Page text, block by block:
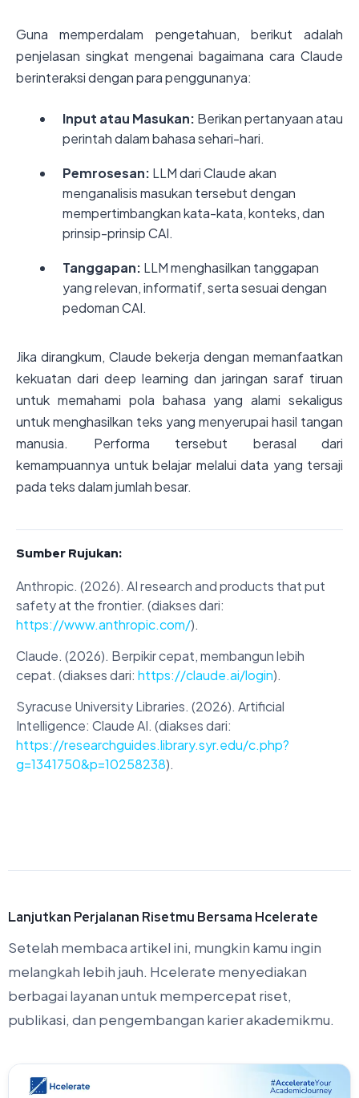
Guna memperdalam pengetahuan, berikut adalah
penjelasan singkat mengenai bagaimana cara Claude
berinteraksi dengan para penggunanya:
Input atau Masukan: Berikan pertanyaan atau
perintah dalam bahasa sehari-hari.
Pemrosesan: LLM dari Claude akan
menganalisis masukan tersebut dengan
mempertimbangkan kata-kata, konteks, dan
prinsip-prinsip CAI.
Tanggapan: LLM menghasilkan tanggapan
yang relevan, informatif, serta sesuai dengan
pedoman CAI.
Jika dirangkum, Claude bekerja dengan memanfaatkan
kekuatan dari deep learning dan jaringan saraf tiruan
untuk memahami pola bahasa yang alami sekaligus
untuk menghasilkan teks yang menyerupai hasil tangan
manusia. Performa tersebut berasal dari
kemampuannya untuk belajar melalui data yang tersaji
pada teks dalam jumlah besar.
Sumber Rujukan:
Anthropic. (2026). AI research and products that put
safety at the frontier. (diakses dari:
https://www.anthropic.com/).
Claude. (2026). Berpikir cepat, membangun lebih
cepat. (diakses dari: https://claude.ai/login).
Syracuse University Libraries. (2026). Artificial
Intelligence: Claude AI. (diakses dari:
https://researchguides.library.syr.edu/c.php?
g=1341750&p=10258238).
Lanjutkan Perjalanan Risetmu Bersama Hcelerate
Setelah membaca artikel ini, mungkin kamu ingin
melangkah lebih jauh. Hcelerate menyediakan
berbagai layanan untuk mempercepat riset,
publikasi, dan pengembangan karier akademikmu.